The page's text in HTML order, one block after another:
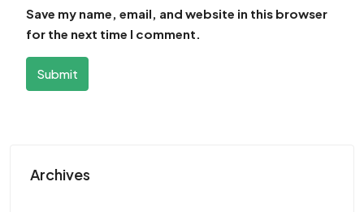
Save my name, email, and website in this browser
for the next time I comment.
Submit
Archives